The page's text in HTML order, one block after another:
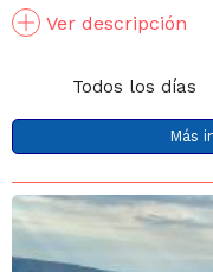
Ver descripción
Todos los días
Más